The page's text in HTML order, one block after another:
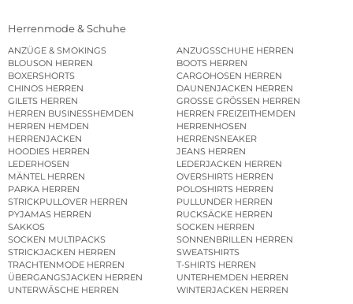
Herrenmode & Schuhe
ANZÜGE & SMOKINGS
ANZUGSSCHUHE HERREN
BLOUSON HERREN
BOOTS HERREN
BOXERSHORTS
CARGOHOSEN HERREN
CHINOS HERREN
DAUNENJACKEN HERREN
GILETS HERREN
GROSSE GRÖSSEN HERREN
HERREN BUSINESSHEMDEN
HERREN FREIZEITHEMDEN
HERREN HEMDEN
HERRENHOSEN
HERRENJACKEN
HERRENSNEAKER
HOODIES HERREN
JEANS HERREN
LEDERHOSEN
LEDERJACKEN HERREN
MÄNTEL HERREN
OVERSHIRTS HERREN
PARKA HERREN
POLOSHIRTS HERREN
STRICKPULLOVER HERREN
PULLUNDER HERREN
PYJAMAS HERREN
RUCKSÄCKE HERREN
SAKKOS
SOCKEN HERREN
SOCKEN MULTIPACKS
SONNENBRILLEN HERREN
STRICKJACKEN HERREN
SWEATSHIRTS
TRACHTENMODE HERREN
T-SHIRTS HERREN
ÜBERGANGSJACKEN HERREN
UNTERHEMDEN HERREN
UNTERWÄSCHE HERREN
WINTERJACKEN HERREN